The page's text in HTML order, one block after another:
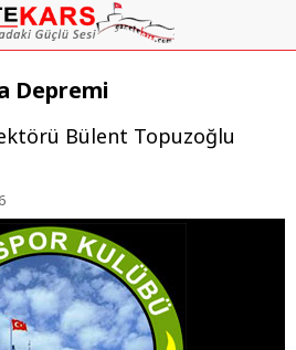
Depremi
Bülent Topuzoğlu